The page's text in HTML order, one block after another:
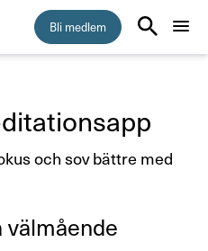
Bli medlem
Medlemskap
i Finansförbundet
Vem kan bli medlem
och sov bättre med